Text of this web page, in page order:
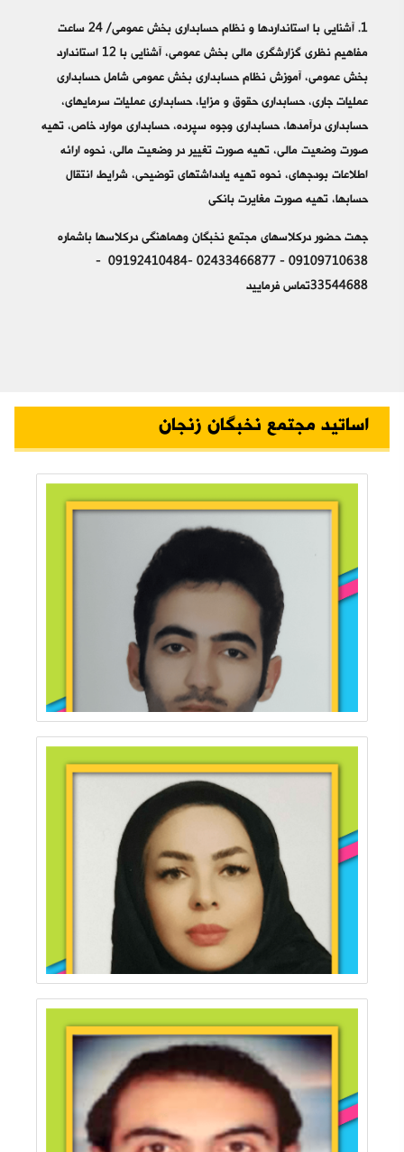
1. آشنایی با استانداردها و نظام حسابداری بخش عمومی/ 24 ساعت
مفاهیم نظری گزارشگری مالی بخش عمومی، آشنایی با 12 استاندارد
بخش عمومی، آموزش نظام حسابداری بخش عمومی شامل حسابداری
عملیات جاری، حسابداری حقوق و مزایا، حسابداری عملیات سرمایه‎ای،
حسابداری درآمدها، حسابداری وجوه سپرده، حسابداری موارد خاص، تهیه
صورت وضعیت مالی، تهیه صورت تغییر در وضعیت مالی، نحوه ارائه
اطلاعات بودجه‎ای، نحوه تهیه یادداشت‎های توضیحی، شرایط انتقال
حساب‎ها، تهیه صورت مغایرت بانکی
جهت حضور درکلاسهای مجتمع نخبگان وهماهنگی درکلاسها باشماره
09109710638 - 02433466877 -09192410484 -
33544688تماس فرمایید
اساتید مجتمع نخبگان زنجان